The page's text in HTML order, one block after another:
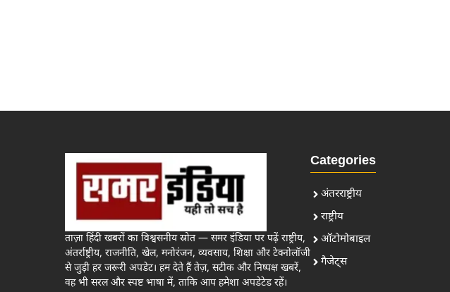
ताज़ा हिंदी खबरों का विश्वसनीय स्रोत — समर इंडिया पर पढ़ें राष्ट्रीय,
अंतर्राष्ट्रीय, राजनीति, खेल, मनोरंजन, व्यवसाय, शिक्षा और टेक्नोलॉजी
से जुड़ी हर जरूरी अपडेट। हम देते हैं तेज़, सटीक और निष्पक्ष खबरें,
वह भी सरल और स्पष्ट भाषा में, ताकि आप हमेशा अपडेटेड रहें।
Categories
अंतरराष्ट्रीय
राष्ट्रीय
ऑटोमोबाइल
गैजेट्स